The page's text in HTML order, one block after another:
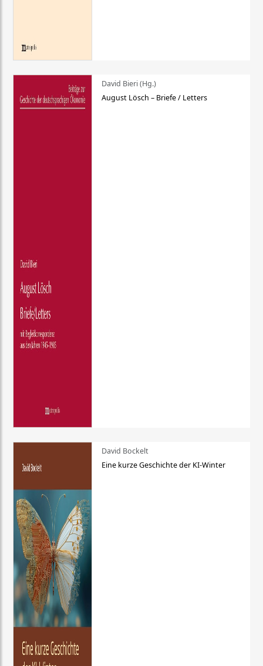
David Bieri (Hg.)
August Lösch – Briefe / Letters
David Bockelt
Eine kurze Geschichte der KI-Winter